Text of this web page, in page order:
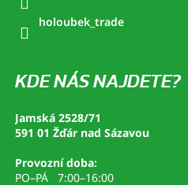
holoubek_trade
KDE NÁS NAJDETE?
Jamská 2528/71
591 01 Žďár nad Sázavou
Provozní doba:
PO–PÁ 7:00–16:00